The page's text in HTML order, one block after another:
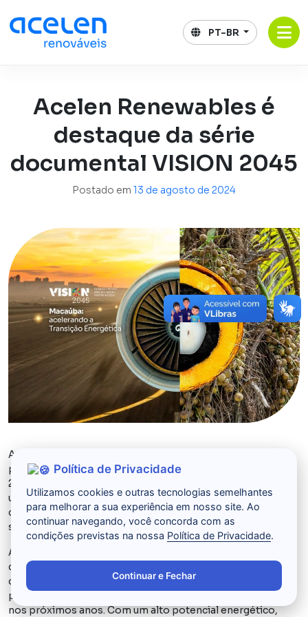
para
conteúdo
PT-BR
Acelen Renewables é
destaque da série
documental VISION 2045
Postado em 13 de agosto de 2024
A
participará da campanhaReuters VISION 2045
2045 reúne séries de várias organizações que impulsionam
uma mudança sistemática através dos seus serviços e
conhecimentos, implementando princípios de ação
sustentável e impacto social no centro de suas operações.
A
da transição energética global, aproveitando o potencial
da
. A pequena semente nativa do Brasil está
pronta para revolucionar o mercado de biocombustíveis
nos próximos anos. Com um alto potencial energético,
Política de Privacidade
Utilizamos cookies e outras tecnologias semelhantes
para melhorar a sua experiência em nosso site. Ao
continuar navegando, você concorda com as
condições previstas na nossa Política de Privacidade.
Continuar e Fechar